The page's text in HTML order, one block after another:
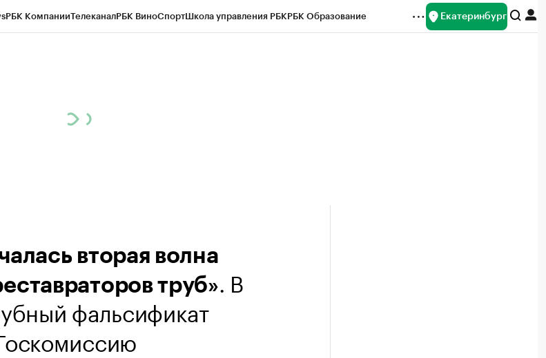
РБК КомпанииТелеканалРБК ВиноСпортШкола управления РБКРБК Образование Екатеринбург
вторая волна
труб». В
фальсификат